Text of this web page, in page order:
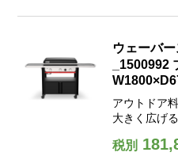
ウェーバ
_1500992
アウトドア
大きく広げ
税別